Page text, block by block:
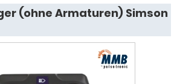
(ohne Armaturen) Simson